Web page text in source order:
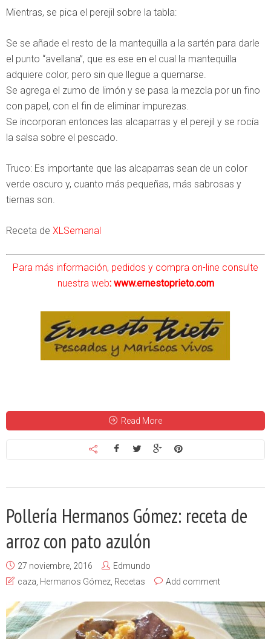
Mientras, se pica el perejil sobre la tabla:
Se se añade el resto de la mantequilla a la sartén para darle
el punto “avellana”, que es ese en el cual la mantequilla
adquiere color, pero sin que llegue a quemarse.
Se agrega el zumo de limón y se pasa la mezcla por un fino
con papel, con el fin de eliminar impurezas.
Se incorporan entonces las alcaparras y el perejil y se rocía
la salsa sobre el pescado.
Truco: Es importante que las alcaparras sean de un color
verde oscuro y, cuanto más pequeñas, más sabrosas y
tiernas son.
Receta de XLSemanal
Para más información, pedidos y compra on-line consulte
nuestra web: www.ernestoprieto.com
Read More
Pollería Hermanos Gómez: receta de
arroz con pato azulón
27 noviembre, 2016
Edmundo
caza, Hermanos Gómez, Recetas Add comment